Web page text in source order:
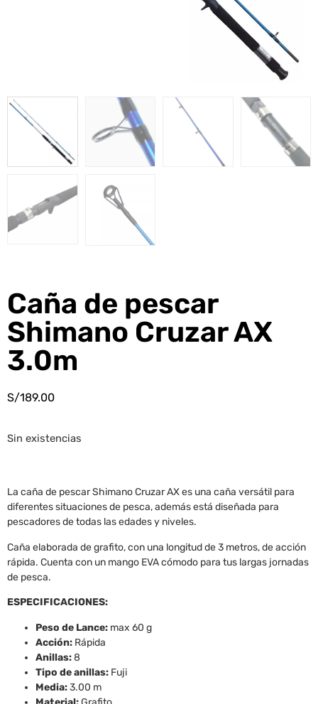
Caña de pescar
Shimano Cruzar AX
3.0m
S/189.00
Sin existencias
La caña de pescar Shimano Cruzar AX es una caña versátil para
diferentes situaciones de pesca, además está diseñada para
pescadores de todas las edades y niveles.
Caña elaborada de grafito, con una longitud de 3 metros, de acción
rápida. Cuenta con un mango EVA cómodo para tus largas jornadas
de pesca.
ESPECIFICACIONES:
Peso de Lance: max 60 g
Acción: Rápida
Anillas:8
Tipo de anillas: Fuji
Media:3.00 m